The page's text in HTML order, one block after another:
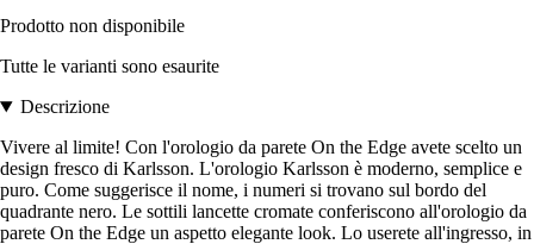
Prodotto non disponibile
Tutte le varianti sono esaurite
Descrizione
Vivere al limite! Con l'orologio da parete On the Edge avete scelto un
design fresco di Karlsson. L'orologio Karlsson è moderno, semplice e
puro. Come suggerisce il nome, i numeri si trovano sul bordo del
quadrante nero. Le sottili lancette cromate conferiscono all'orologio da
parete On the Edge un aspetto elegante look. Lo userete all'ingresso, in